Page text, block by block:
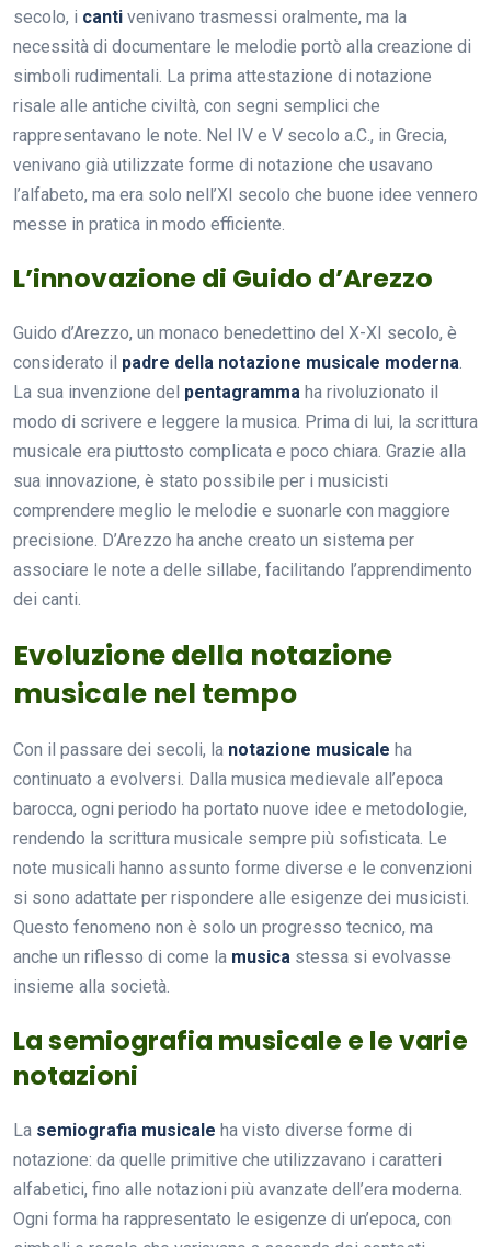
secolo, i canti venivano trasmessi oralmente, ma la
necessità di documentare le melodie portò alla creazione di
simboli rudimentali. La prima attestazione di notazione
risale alle antiche civiltà, con segni semplici che
rappresentavano le note. Nel IV e V secolo a.C., in Grecia,
venivano già utilizzate forme di notazione che usavano
l’alfabeto, ma era solo nell’XI secolo che buone idee vennero
messe in pratica in modo efficiente.
L’innovazione di Guido d’Arezzo
Guido d’Arezzo, un monaco benedettino del X-XI secolo, è
considerato il padre della notazione musicale moderna.
La sua invenzione del pentagramma ha rivoluzionato il
modo di scrivere e leggere la musica. Prima di lui, la scrittura
musicale era piuttosto complicata e poco chiara. Grazie alla
sua innovazione, è stato possibile per i musicisti
comprendere meglio le melodie e suonarle con maggiore
precisione. D’Arezzo ha anche creato un sistema per
associare le note a delle sillabe, facilitando l’apprendimento
dei canti.
Evoluzione della notazione
musicale nel tempo
Con il passare dei secoli, la notazione musicale ha
continuato a evolversi. Dalla musica medievale all’epoca
barocca, ogni periodo ha portato nuove idee e metodologie,
rendendo la scrittura musicale sempre più sofisticata. Le
note musicali hanno assunto forme diverse e le convenzioni
si sono adattate per rispondere alle esigenze dei musicisti.
Questo fenomeno non è solo un progresso tecnico, ma
anche un riflesso di come la musica stessa si evolvasse
insieme alla società.
La semiografia musicale e le varie
notazioni
La semiografia musicale ha visto diverse forme di
notazione: da quelle primitive che utilizzavano i caratteri
alfabetici, fino alle notazioni più avanzate dell’era moderna.
Ogni forma ha rappresentato le esigenze di un’epoca, con